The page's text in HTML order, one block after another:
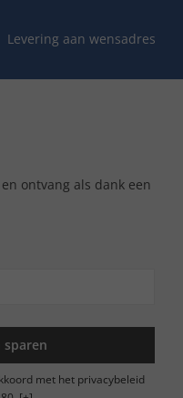
Levering aan wensadres
ontvang als dank een
sparen
met het privacybeleid